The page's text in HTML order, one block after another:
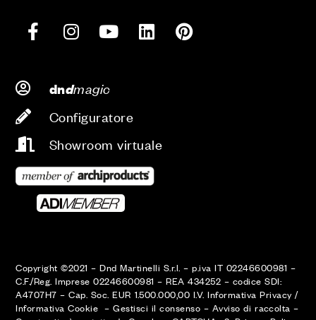
dndmagic
Configuratore
Showroom virtuale
Copyright ©2021 – Dnd Martinelli S.r.l. – p.iva IT 02246600981 –
C.F./Reg. Imprese 02246600981 – REA 434252 – codice SDI:
A4707H7 – Cap. Soc. EUR 1.500.000,00 I.V.Informativa Privacy/
Informativa Cookie –Gestisci il consenso – Avviso di raccolta –